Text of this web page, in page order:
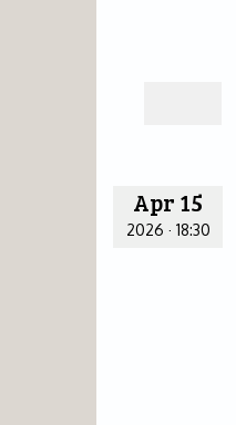
Apr 15
2026 · 18:30